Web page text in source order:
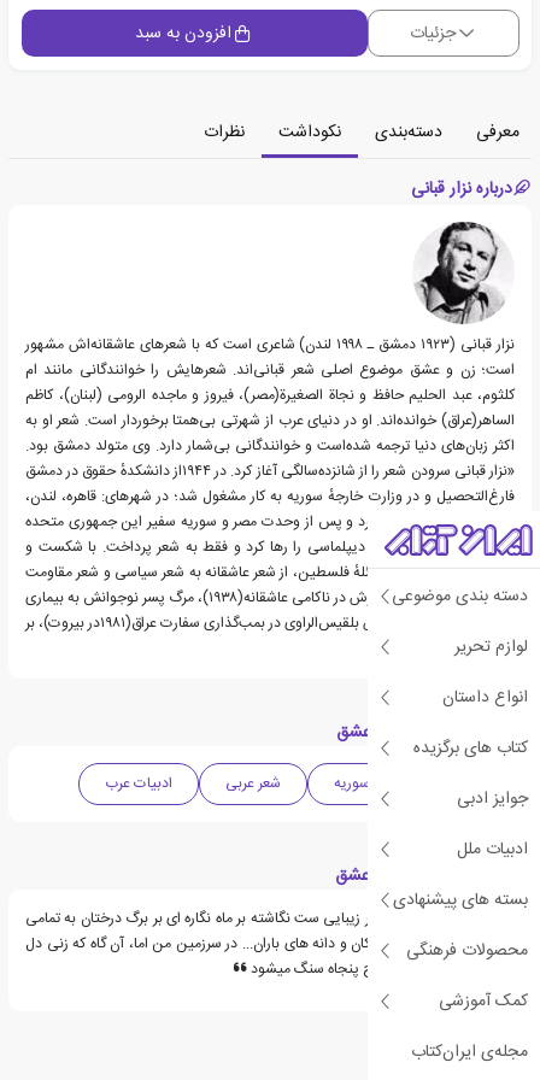
دسته بندی موضوعی
لوازم تحریر
انواع داستان
کتاب های برگزیده
جوایز ادبی
ادبیات ملل
بسته های پیشنهادی
محصولات فرهنگی
کمک آموزشی
مجله‌ی ایران‌کتاب
جزئیات افزودن به سبد
معرفی دسته‌بندی نکوداشت
نظرات
درباره نزار قبانی
نزار قبانی (۱۹۲۳ دمشق ـ ۱۹۹۸ لندن) شاعری است که با شعرهای عاشقانه‌اش مشهور
است؛ زن و عشق موضوع اصلی شعر قبانی‌اند. شعرهایش را خوانندگانی مانند ام
کلثوم، عبد الحلیم حافظ و نجاة الصغیرة(مصر)، فیروز و ماجده الرومی (لبنان)، کاظم
الساهر(عراق) خوانده‌اند. او در دنیای عرب از شهرتی بی‌همتا برخوردار است. شعر او به
اکثر زبان‌های دنیا ترجمه شده‌است و خوانندگانی بی‌شمار دارد. وی متولد دمشق بود.
«نزار قبانی سرودن شعر را از شانزده‌سالگی آغاز کرد. در ۱۹۴۴از دانشکدهٔ حقوق در دمشق
فارغ‌التحصیل و در وزارت خارجهٔ سوریه به کار مشغول شد؛ در شهرهای: قاهره، لندن،
بیروت و مادرید خدمت کرد و پس از وحدت مصر و سوریه سفیر این جمهوری متحده
در چین شد. در ۱۹۶۶ کار دیپلماسی را رها کرد و فقط به شعر پرداخت. با شکست و
عقب‌نشینی اعراب در مسئلهٔ فلسطین، از شعر عاشقانه به شعر سیاسی و شعر مقاومت
روی‌آورد. خودکشی خواهرش در ناکامی عاشقانه(۱۹۳۸)، مرگ پسر نوجوانش به بیماری
قلبی، کشته‌شدن همسرش بلقیس‌الراوی در بمب‌گذاری سفارت عراق(۱۹۸۱در بیروت)، بر
شعرش اثر گذاشت.»
دسته بندی های کتاب عشق
ادبیات سوریه شعر عربی ادبیات عرب
قسمت هایی از کتاب عشق
محبوب من عشق شعر زیبایی ست نگاشته بر ماه نگاره ای بر برگ درختان به تمامی
و نقش بسته بر پر گنجشکان و دانه های باران... در سرزمین من اما، آن گاه که زنی دل
به عشق مردی بسپارد آماج پنجاه سنگ میشود